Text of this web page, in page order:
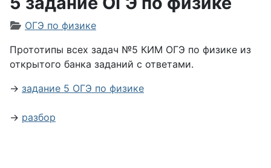
Информация о материале
ОГЭ по физике
Прототипы всех задач №5 КИМ ОГЭ по физике из
открытого банка заданий с ответами.
→ задание 5 ОГЭ по физике
→ разбор